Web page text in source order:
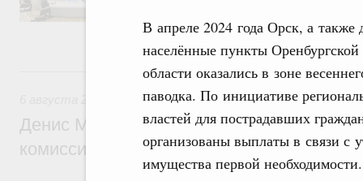
В апреле 2024 года Орск, а также
населённые пункты Оренбургской
области оказались в зоне
паводка. По инициативе
властей для пострадавших
организованы выплаты в связи с
имущества первой
рынка.
Вчера
Общие вопросы промышленной политики
Денис Мантуров провёл заседание
комиссии по промышленности